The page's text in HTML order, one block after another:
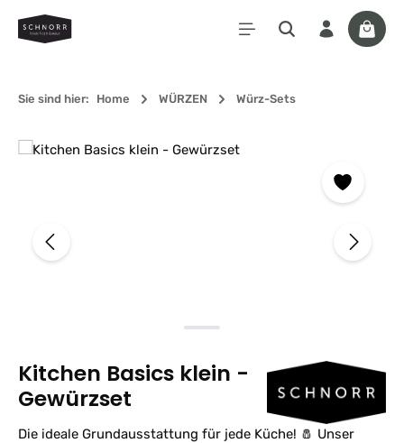
Zum Hauptinhalt springen
Sie sind hier: Home WÜRZEN Würz-Sets
Bildergalerie überspringen
Kitchen Basics klein -
Gewürzset
Die ideale Grundausstattung für jede Küche! 🧂 Unser